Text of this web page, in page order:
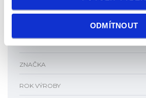
ODMÍTNOUT
ZNAČKA
ROK VÝROBY